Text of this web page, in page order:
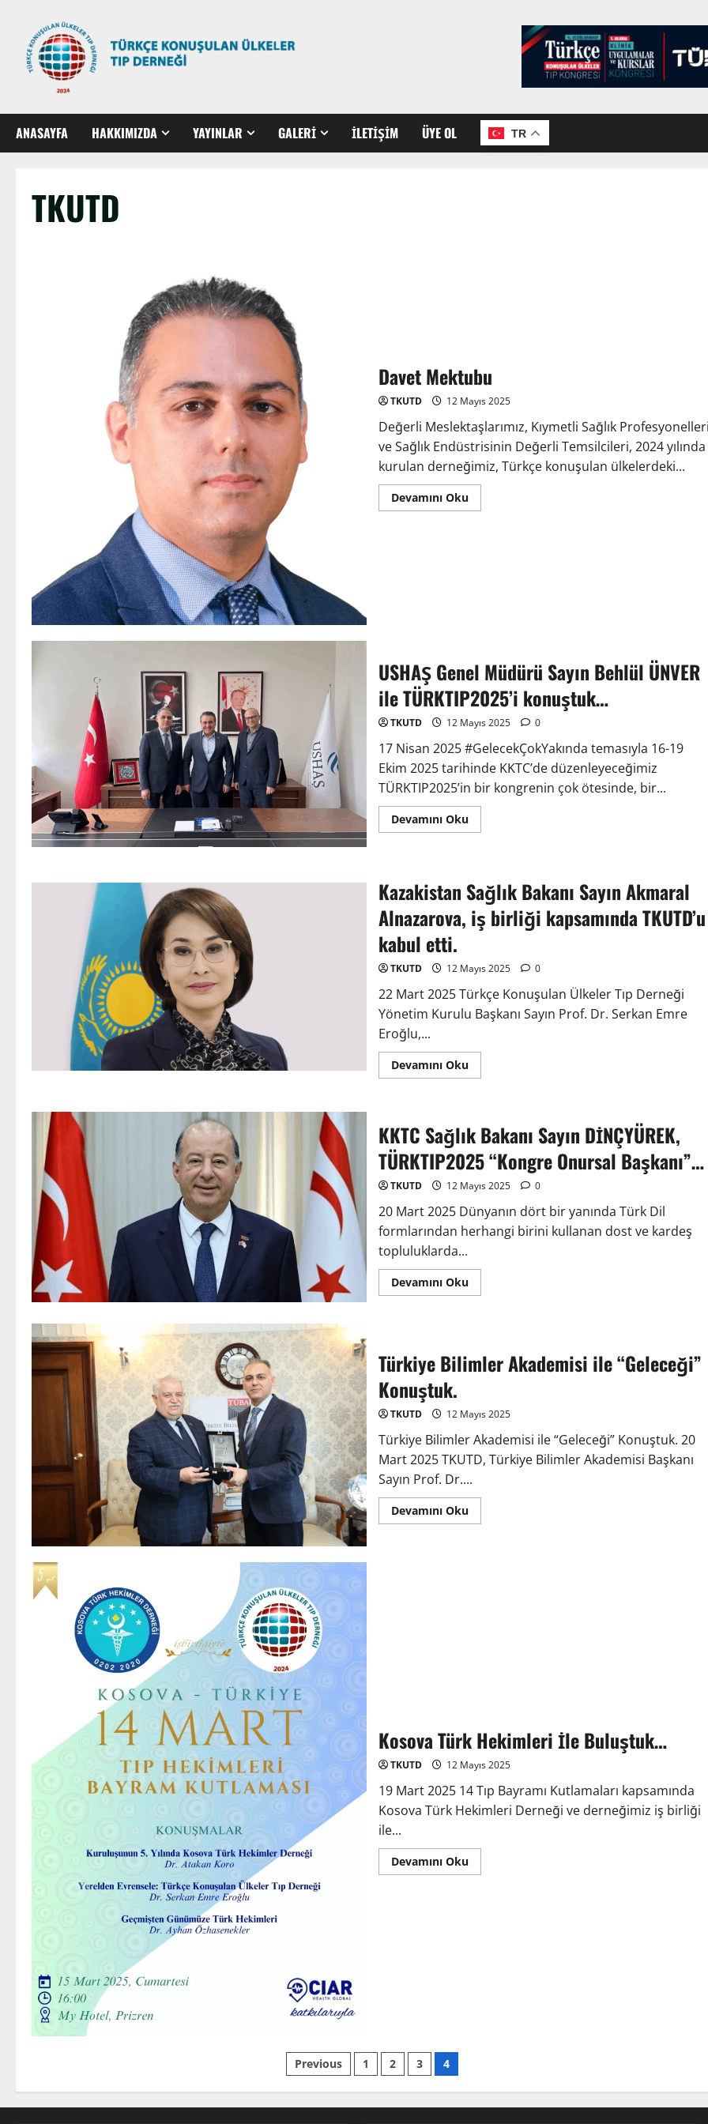
ANASAYFA HAKKIMIZDA YAYINLAR GALERİ İLETIŞIM ÜYE OL TR
TKUTD
Davet Mektubu
TKUTD 12 Mayıs 2025
Değerli Meslektaşlarımız, Kıymetli Sağlık Profesyonelleri
ve Sağlık Endüstrisinin Değerli Temsilcileri, 2024 yılında
kurulan derneğimiz, Türkçe konuşulan ülkelerdeki...
Devamını Oku
USHAŞ Genel Müdürü Sayın Behlül ÜNVER
ile TÜRKTIP2025’i konuştuk…
TKUTD 12 Mayıs 2025 0
17 Nisan 2025 #GelecekÇokYakında temasıyla 16-19
Ekim 2025 tarihinde KKTC’de düzenleyeceğimiz
TÜRKTIP2025’in bir kongrenin çok ötesinde, bir...
Devamını Oku
Kazakistan Sağlık Bakanı Sayın Akmaral
Alnazarova, iş birliği kapsamında TKUTD’u
kabul etti.
TKUTD 12 Mayıs 2025 0
22 Mart 2025 Türkçe Konuşulan Ülkeler Tıp Derneği
Yönetim Kurulu Başkanı Sayın Prof. Dr. Serkan Emre
Eroğlu,...
Devamını Oku
KKTC Sağlık Bakanı Sayın DİNÇYÜREK,
TÜRKTIP2025 “Kongre Onursal Başkanı”…
TKUTD 12 Mayıs 2025 0
20 Mart 2025 Dünyanın dört bir yanında Türk Dil
formlarından herhangi birini kullanan dost ve kardeş
topluluklarda...
Devamını Oku
Türkiye Bilimler Akademisi ile “Geleceği”
Konuştuk.
TKUTD 12 Mayıs 2025
Türkiye Bilimler Akademisi ile “Geleceği” Konuştuk. 20
Mart 2025 TKUTD, Türkiye Bilimler Akademisi Başkanı
Sayın Prof. Dr....
Devamını Oku
Kosova Türk Hekimleri İle Buluştuk…
TKUTD 12 Mayıs 2025
19 Mart 2025 14 Tıp Bayramı Kutlamaları kapsamında
Kosova Türk Hekimleri Derneği ve derneğimiz iş birliği
ile...
Devamını Oku
Previous 1 2 3 4